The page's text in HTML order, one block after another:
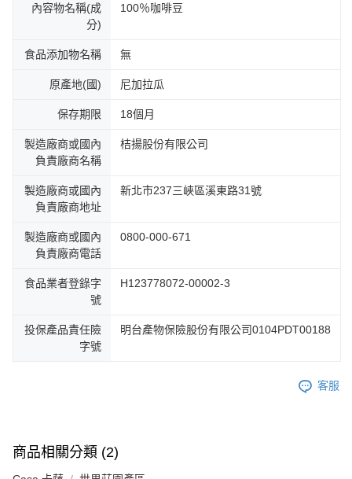
內容物名稱(成
分)
100％咖啡豆
食品添加物名稱 無
原產地(國) 尼加拉瓜
保存期限 18個月
製造廠商或國內
負責廠商名稱
桔揚股份有限公司
製造廠商或國內
負責廠商地址
新北市237三峽區溪東路31號
製造廠商或國內
負責廠商電話
0800-000-671
食品業者登錄字
號
H123778072-00002-3
投保產品責任險
字號
明台產物保險股份有限公司0104PDT00188
客服
商品相關分類 (2)